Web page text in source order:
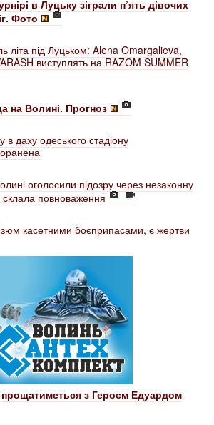
в Луцьку зіграли п’ять дівочих
Фото
літа під Луцьком: Alena Omargalieva,
виступлять на RAZOM SUMMER
на Волині. Прогноз
в даху одеського стадіону
оголосили підозру через незаконну
повноваження
касетними боєприпасами, є жертви
з Героєм Едуардом